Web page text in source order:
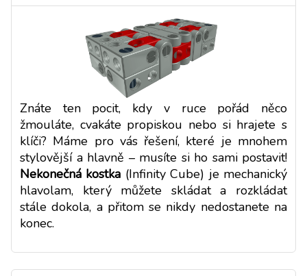
Znáte ten pocit, kdy v ruce pořád něco
žmouláte, cvakáte propiskou nebo si hrajete s
klíči? Máme pro vás řešení, které je mnohem
stylovější a hlavně – musíte si ho sami postavit!
Nekonečná kostka (Infinity Cube) je mechanický
hlavolam, který můžete skládat a rozkládat
stále dokola, a přitom se nikdy nedostanete na
konec.